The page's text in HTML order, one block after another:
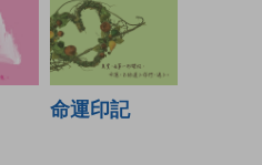
命運印記